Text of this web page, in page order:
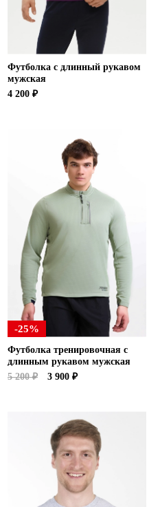
Футболка с длинный рукавом
мужская
4 200 ₽
-25%
Футболка тренировочная с
длинным рукавом мужская
5 200 ₽
3 900 ₽